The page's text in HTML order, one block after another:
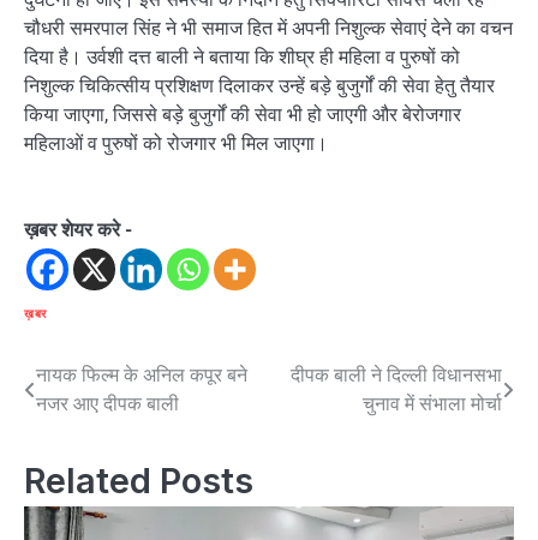
चौधरी समरपाल सिंह ने भी समाज हित में अपनी निशुल्क सेवाएं देने का वचन
दिया है। उर्वशी दत्त बाली ने बताया कि शीघ्र ही महिला व पुरुषों को
निशुल्क चिकित्सीय प्रशिक्षण दिलाकर उन्हें बड़े बुजुर्गों की सेवा हेतु तैयार
किया जाएगा, जिससे बड़े बुजुर्गों की सेवा भी हो जाएगी और बेरोजगार
महिलाओं व पुरुषों को रोजगार भी मिल जाएगा।
ख़बर शेयर करे -
ख़बर
Post
navigation
नायक फिल्म के अनिल कपूर बने
नजर आए दीपक बाली
दीपक बाली ने दिल्ली विधानसभा
चुनाव में संभाला मोर्चा
Related Posts